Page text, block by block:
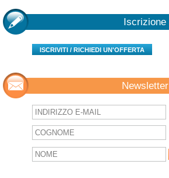
Iscrizione
ISCRIVITI / RICHIEDI UN'OFFERTA
Newsletter